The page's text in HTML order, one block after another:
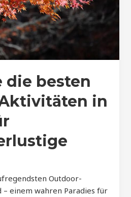
die besten
in
Outdoor-
einem wahren Paradies für